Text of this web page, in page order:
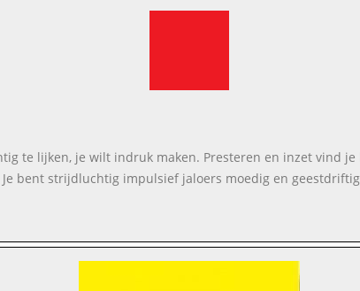
te lijken, je wilt indruk maken. Presteren en inzet vind
bent strijdluchtig impulsief jaloers moedig en